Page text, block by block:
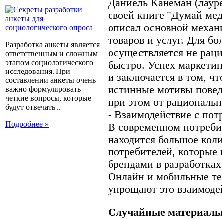
Разработка анкеты является
ответственным и сложным
этапом социологического
исследования. При
составлении анкеты очень
важно формулировать
четкие вопросы, которые
будут отвечать...
Подробнее »
Даниель Канеман
своей книге "Думай
описал основной
товаров и услуг. Для
осуществляется не
быстро. Успех
и заключается в том,
истинные мотивы
при этом от
- Взаимодействие с
В современном
находится большое
потребителей, которые
брендами в
Онлайн и мобильные
упрощают это
Случайные